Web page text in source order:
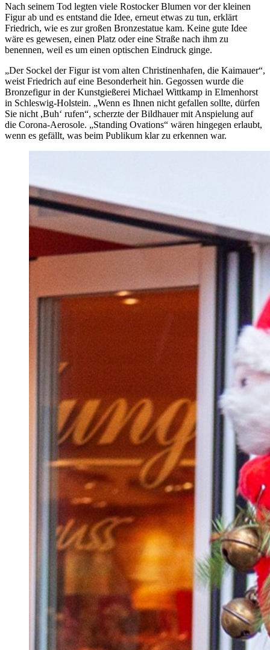
Nach seinem Tod legten viele Rostocker Blumen vor der kleinen
Figur ab und es entstand die Idee, erneut etwas zu tun, erklärt
Friedrich, wie es zur großen Bronzestatue kam. Keine gute Idee
wäre es gewesen, einen Platz oder eine Straße nach ihm zu
benennen, weil es um einen optischen Eindruck ginge.
„Der Sockel der Figur ist vom alten Christinenhafen, die Kaimauer“,
weist Friedrich auf eine Besonderheit hin. Gegossen wurde die
Bronzefigur in der Kunstgießerei Michael Wittkamp in Elmenhorst
in Schleswig-Holstein. „Wenn es Ihnen nicht gefallen sollte, dürfen
Sie nicht ,Buh‘ rufen“, scherzte der Bildhauer mit Anspielung auf
die Corona-Aerosole. „Standing Ovations“ wären hingegen erlaubt,
wenn es gefällt, was beim Publikum klar zu erkennen war.